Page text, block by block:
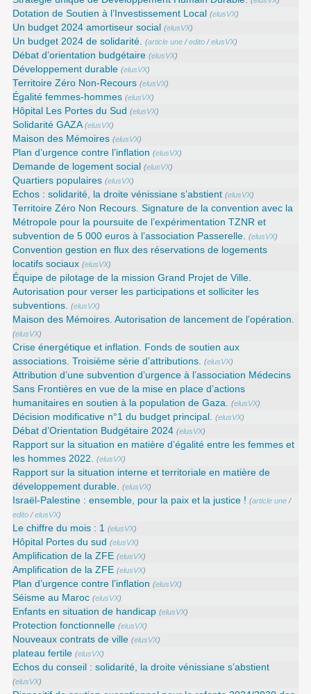
Dotation de Soutien à l’Investissement Local (elusVX)
Un budget 2024 amortiseur social (elusVX)
Un budget 2024 de solidarité. (article une /edito /elusVX)
Débat d’orientation budgétaire (elusVX)
Développement durable (elusVX)
Territoire Zéro Non-Recours (elusVX)
Égalité femmes-hommes (elusVX)
Hôpital Les Portes du Sud (elusVX)
Solidarité GAZA (elusVX)
Maison des Mémoires (elusVX)
Plan d’urgence contre l’inflation (elusVX)
Demande de logement social (elusVX)
Quartiers populaires (elusVX)
Echos : solidarité, la droite vénissiane s’abstient (elusVX)
Territoire Zéro Non Recours. Signature de la convention avec la
Métropole pour la poursuite de l’expérimentation TZNR et
subvention de 5 000 euros à l’association Passerelle. (elusVX)
Convention gestion en flux des réservations de logements
locatifs sociaux (elusVX)
Équipe de pilotage de la mission Grand Projet de Ville.
Autorisation pour verser les participations et solliciter les
subventions. (elusVX)
Maison des Mémoires. Autorisation de lancement de l’opération.
(elusVX)
Crise énergétique et inflation. Fonds de soutien aux
associations. Troisième série d’attributions. (elusVX)
Attribution d’une subvention d’urgence à l’association Médecins
Sans Frontières en vue de la mise en place d’actions
humanitaires en soutien à la population de Gaza. (elusVX)
Décision modificative n°1 du budget principal. (elusVX)
Débat d’Orientation Budgétaire 2024 (elusVX)
Rapport sur la situation en matière d’égalité entre les femmes et
les hommes 2022. (elusVX)
Rapport sur la situation interne et territoriale en matière de
développement durable. (elusVX)
Israël-Palestine : ensemble, pour la paix et la justice ! (article une /
edito /elusVX)
Le chiffre du mois : 1 (elusVX)
Hôpital Portes du sud (elusVX)
Amplification de la ZFE (elusVX)
Amplification de la ZFE (elusVX)
Plan d’urgence contre l’inflation (elusVX)
Séisme au Maroc (elusVX)
Enfants en situation de handicap (elusVX)
Protection fonctionnelle (elusVX)
Nouveaux contrats de ville (elusVX)
plateau fertile (elusVX)
Echos du conseil : solidarité, la droite vénissiane s’abstient
(elusVX)